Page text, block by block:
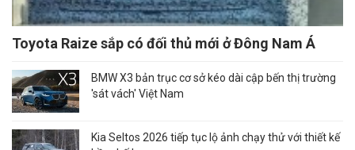
Toyota Raize sắp có đối thủ mới ở Đông Nam Á
BMW X3 bản trục cơ sở kéo dài cập bến thị trường
'sát vách' Việt Nam
Kia Seltos 2026 tiếp tục lộ ảnh chạy thử với thiết kế